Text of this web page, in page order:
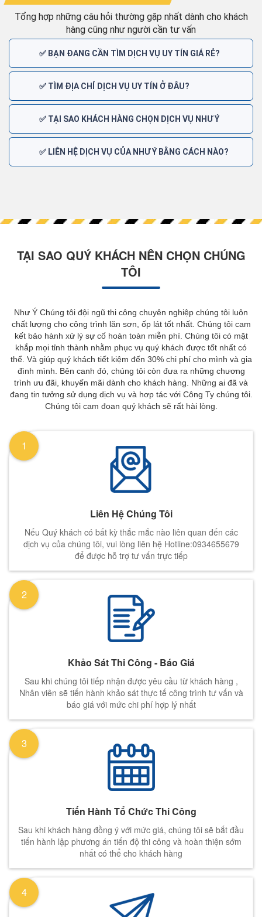
Tổng hợp những câu hỏi thường gặp nhất dành cho khách
hàng cũng như người cần tư vấn
✅ BẠN ĐANG CẦN TÌM DỊCH VỤ UY TÍN GIÁ RẺ?
✅ TÌM ĐỊA CHỈ DỊCH VỤ UY TÍN Ở ĐÂU?
✅ TẠI SAO KHÁCH HÀNG CHỌN DỊCH VỤ NHƯ Ý
✅ LIÊN HỆ DỊCH VỤ CỦA NHƯ Ý BẰNG CÁCH NÀO?
TẠI SAO QUÝ KHÁCH NÊN CHỌN CHÚNG
TÔI
Như Ý Chúng tôi đội ngũ thi công chuyên nghiệp chúng tôi luôn
chất lượng cho công trình lăn sơn, ốp lát tốt nhất. Chúng tôi cam
kết bảo hành xử lý sự cố hoàn toàn miễn phí. Chúng tôi có mặt
khắp mọi tỉnh thành nhằm phục vụ quý khách được tốt nhất có
thể. Và giúp quý khách tiết kiệm đến 30% chi phí cho mình và gia
đình mình. Bên canh đó, chúng tôi còn đưa ra những chương
trình ưu đãi, khuyến mãi dành cho khách hàng. Những ai đã và
đang tin tưởng sử dụng dịch vụ và hơp tác với Công Ty chúng tôi.
Chúng tôi cam đoan quý khách sẽ rất hài lòng.
Liên Hệ Chúng Tôi
Nếu Quý khách có bất kỳ thắc mắc nào liên quan đến các
dịch vụ của chúng tôi, vui lòng liên hệ Hotline:0934655679
để được hỗ trợ tư vấn trực tiếp
1
Khảo Sát Thi Công - Báo Giá
Sau khi chúng tôi tiếp nhận được yêu cầu từ khách hàng ,
Nhân viên sẽ tiến hành khảo sát thực tế công trình tư vấn và
báo giá với mức chi phí hợp lý nhất
2
Tiến Hành Tổ Chức Thi Công
Sau khi khách hàng đồng ý với mức giá, chúng tôi sẽ bắt đầu
tiến hành lập phương án tiến độ thi công và hoàn thiện sớm
nhất có thể cho khách hàng
3
4